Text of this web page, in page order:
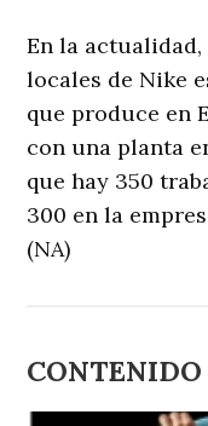
En la
locales de Nike
que produce en
con una planta
que hay 350
300 en la
(NA)